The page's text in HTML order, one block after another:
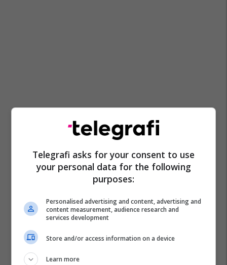
Telegrafi asks for your consent to use
your personal data for the following
purposes:
Personalised advertising and content, advertising and
content measurement, audience research and
services development
Store and/or access information on a device
Learn more